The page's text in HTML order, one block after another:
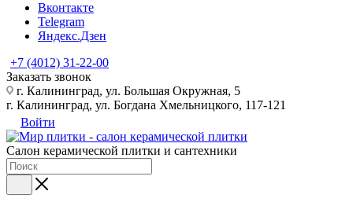
Вконтакте
Telegram
Яндекс.Дзен
+7 (4012) 31-22-00
Заказать звонок
г. Калининград, ул. Большая Окружная, 5
г. Калининград, ул. Богдана Хмельницкого, 117-121
Войти
Салон керамической плитки и сантехники